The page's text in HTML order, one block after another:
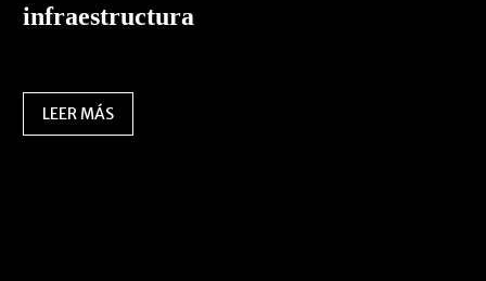
infraestructura
LEER MÁS